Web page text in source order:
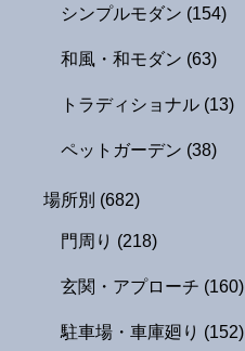
シンプルモダン (154)
和風・和モダン (63)
トラディショナル (13)
ペットガーデン (38)
場所別 (682)
門周り (218)
玄関・アプローチ (160)
駐車場・車庫廻り (152)